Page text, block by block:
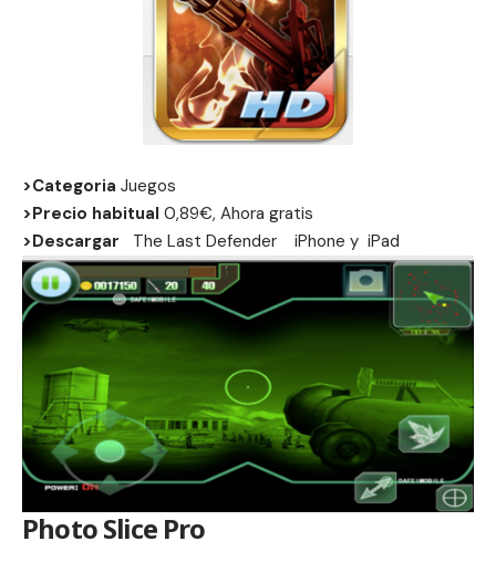
>Categoria Juegos
>Precio habitual 0,89€, Ahora gratis
>Descargar
The Last Defender iPhone y iPad
Photo Slice Pro